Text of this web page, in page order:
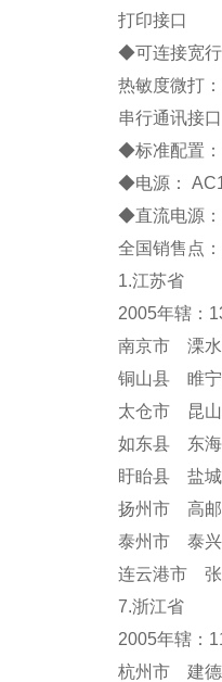
打印接口
◆可连接宽
热敏度微打：
串行通讯接口
◆标准配置
◆电源：
◆直流电源
全国销售点：
1.江苏省
2005年辖：
南京市 溧
铜山县 睢
太仓市 昆
如东县 东
盱眙县 盐
扬州市 高
泰州市 泰
连云港市 张
7.浙江省
2005年辖：
杭州市 建